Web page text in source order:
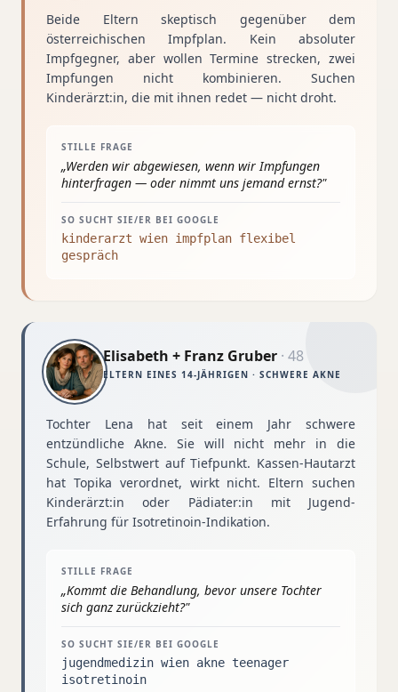
Beide Eltern skeptisch gegenüber dem
österreichischen Impfplan. Kein absoluter
Impfgegner, aber wollen Termine strecken, zwei
Impfungen nicht kombinieren. Suchen
Kinderärzt:in, die mit ihnen redet — nicht droht.
STILLE FRAGE
„Werden wir abgewiesen, wenn wir Impfungen
hinterfragen — oder nimmt uns jemand ernst?"
SO SUCHT SIE/ER BEI GOOGLE
kinderarzt wien impfplan flexibel
gespräch
Elisabeth + Franz Gruber · 48
ELTERN EINES 14-JÄHRIGEN · SCHWERE AKNE
Tochter Lena hat seit einem Jahr schwere
entzündliche Akne. Sie will nicht mehr in die
Schule, Selbstwert auf Tiefpunkt. Kassen-Hautarzt
hat Topika verordnet, wirkt nicht. Eltern suchen
Kinderärzt:in oder Pädiater:in mit Jugend-
Erfahrung für Isotretinoin-Indikation.
STILLE FRAGE
„Kommt die Behandlung, bevor unsere Tochter
sich ganz zurückzieht?"
SO SUCHT SIE/ER BEI GOOGLE
jugendmedizin wien akne teenager
isotretinoin